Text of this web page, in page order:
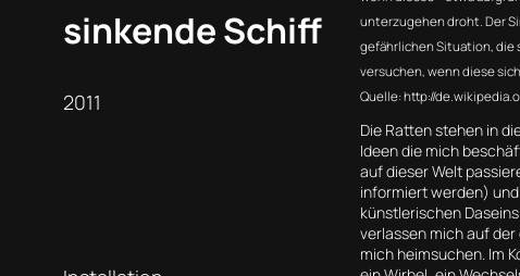
sinkende Schiff
2011
unterzugehen droht. Der
gefährlichen Situation, die
versuchen, wenn diese
Quelle: http://
Die Ratten stehen in
Ideen die mich
auf dieser Welt
informiert werden)
künstlerischen
verlassen mich auf der
mich heimsuchen. Im